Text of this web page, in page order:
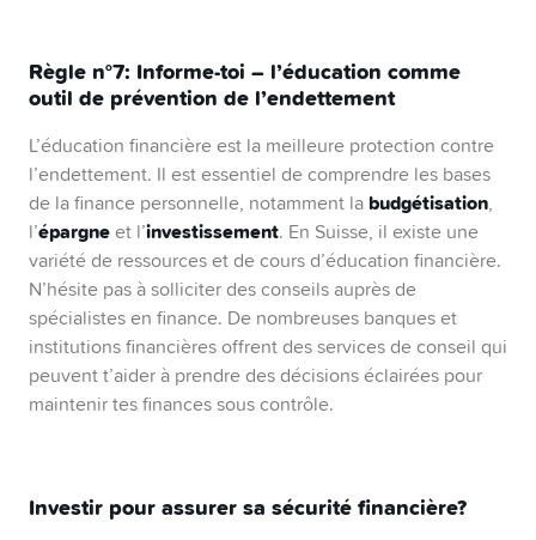
Règle n°7: Informe-toi – l’éducation comme
outil de prévention de l’endettement
L’éducation financière est la meilleure protection contre
l’endettement. Il est essentiel de comprendre les bases
de la finance personnelle, notamment la budgétisation,
l’épargneet l’investissement. En Suisse, il existe une
variété de ressources et de cours d’éducation financière.
N’hésite pas à solliciter des conseils auprès de
spécialistes en finance. De nombreuses banques et
institutions financières offrent des services de conseil qui
peuvent t’aider à prendre des décisions éclairées pour
maintenir tes finances sous contrôle.
Investir pour assurer sa sécurité financière?